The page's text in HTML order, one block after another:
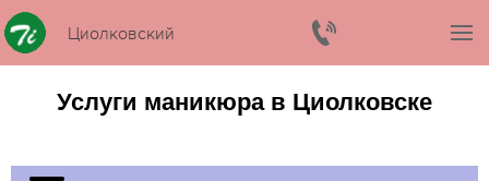
Циолковский
Услуги маникюра в Циолковске